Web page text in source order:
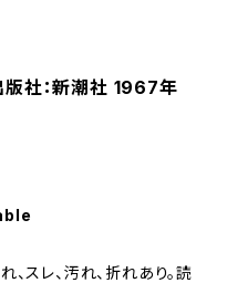
版社：新潮社 1967年
レ、汚れ、折れあり。読